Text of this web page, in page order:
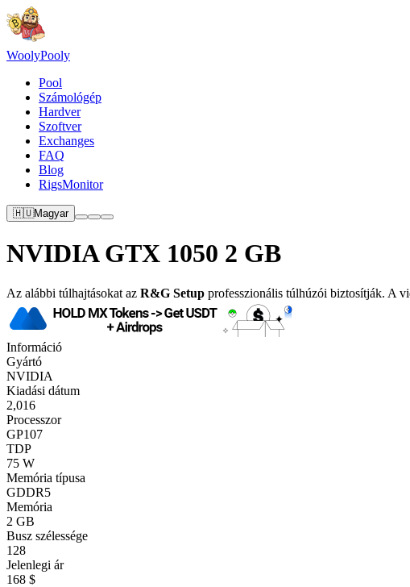
WoolyPooly
Pool
Számológép
Hardver
Szoftver
Exchanges
FAQ
Blog
RigsMonitor
🇭🇺Magyar
NVIDIA GTX 1050 2 GB
Az alábbi túlhajtásokat az R&G Setup professzionális túlhúzói biztosítják. A
Információ
Gyártó
NVIDIA
Kiadási dátum
2,016
Processzor
GP107
TDP
75 W
Memória típusa
GDDR5
Memória
2 GB
Busz szélessége
128
Jelenlegi ár
168 $